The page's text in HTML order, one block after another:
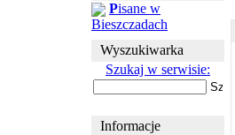
Pisane w
Bieszczadach
Wyszukiwarka
Szukaj w serwisie:
Informacje